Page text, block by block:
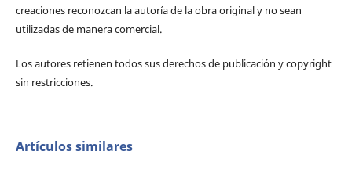
creaciones reconozcan la autoría de la obra original y no sean
utilizadas de manera comercial.
Los autores retienen todos sus derechos de publicación y copyright
sin restricciones.
Artículos similares